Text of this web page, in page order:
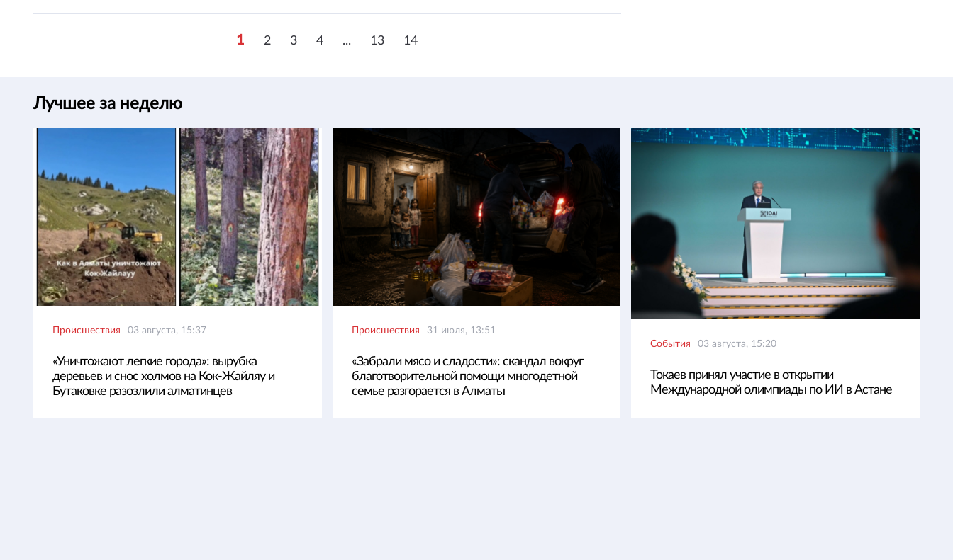
1 2 3 4 ... 13 14
Лучшее за неделю
Происшествия 03 августа, 15:37
«Уничтожают легкие города»: вырубка
деревьев и снос холмов на Кок-Жайляу и
Бутаковке разозлили алматинцев
Происшествия 31 июля, 13:51
«Забрали мясо и сладости»: скандал вокруг
благотворительной помощи многодетной
семье разгорается в Алматы
События 03 августа, 15:20
Токаев принял участие в открытии
Международной олимпиады по ИИ в Астане